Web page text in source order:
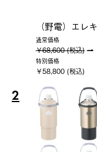
（野電）エレ
通常価格
￥68,600 (税込)
特別価格
￥58,800 (税込)
2